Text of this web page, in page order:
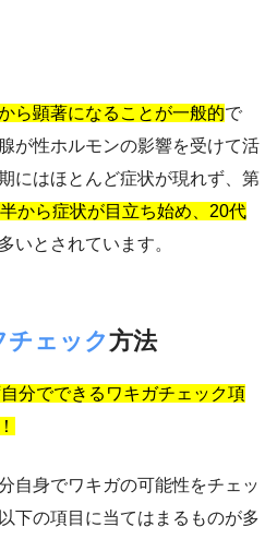
ら顕著になることが一般的で
が性ホルモンの影響を受けて活
にはほとんど症状が現れず、第
から症状が目立ち始め、20代
いとされています。
チェック方法
分でできるワキガチェック項
自身でワキガの可能性をチェッ
下の項目に当てはまるものが多